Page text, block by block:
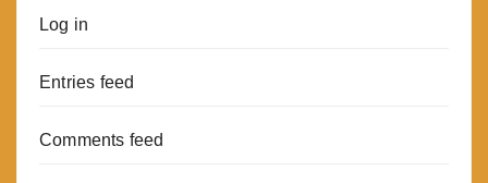
Log in
Entries feed
Comments feed